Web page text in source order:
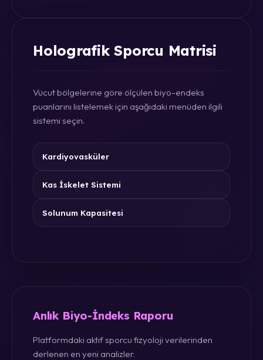
Holografik Sporcu Matrisi
Vücut bölgelerine göre ölçülen biyo-endeks
puanlarını listelemek için aşağıdaki menüden ilgili
sistemi seçin.
Kardiyovasküler
Kas İskelet Sistemi
Solunum Kapasitesi
Anlık Biyo-İndeks Raporu
Platformdaki aktif sporcu fizyoloji verilerinden
derlenen en yeni analizler.